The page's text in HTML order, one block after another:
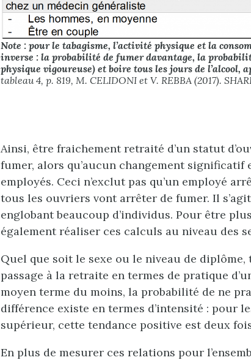
Note : pour le tabagisme, l’activité physique et la
inverse : la probabilité de fumer davantage, la
physique vigoureuse) et boire tous les jours de l’alcool,
tableau 4, p. 819, M. CELIDONI et V. REBBA (2017).
Ainsi, être fraichement retraité d’un statut
fumer, alors qu’aucun changement significatif
employés. Ceci n’exclut pas qu’un employé
tous les ouvriers vont arrêter de fumer. Il
englobant beaucoup d’individus. Pour être
également réaliser ces calculs au niveau des
Quel que soit le sexe ou le niveau de
passage à la retraite en termes de pratique
moyen terme du moins, la probabilité de ne
différence existe en termes d’intensité : pour
supérieur, cette tendance positive est deux
En plus de mesurer ces relations pour